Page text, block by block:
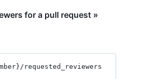
for a pull request »
/requested_ reviewers